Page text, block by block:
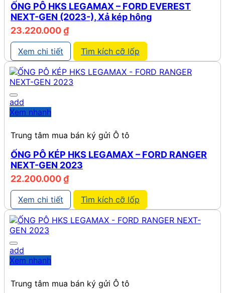
ỐNG PÔ HKS LEGAMAX – FORD EVEREST
NEXT-GEN (2023-), Xả kép hông
23.220.000₫
Xem chi tiết Tìm kích cỡ lốp
add
Xem nhanh
Trung tâm mua bán ký gửi Ô tô
ỐNG PÔ KÉP HKS LEGAMAX – FORD RANGER
NEXT-GEN 2023
22.200.000₫
Xem chi tiết Tìm kích cỡ lốp
add
Xem nhanh
Trung tâm mua bán ký gửi Ô tô